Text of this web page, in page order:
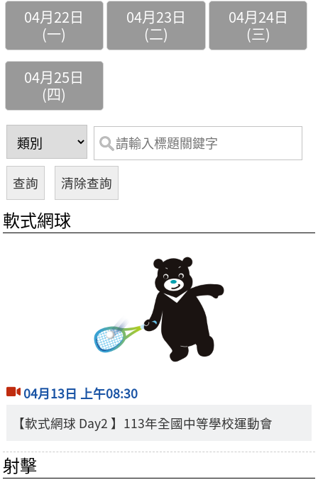
04月22日
(一)
04月23日
(二)
04月24日
(三)
04月25日
(四)
軟式網球
04月13日 上午08:30
【軟式網球 Day2 】113年全國中等學校運動會
射擊